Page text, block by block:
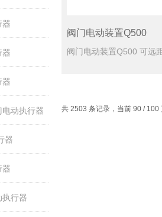
器
器
器
动执行器
器
器
执行器
阀门电动装置Q500
共 2503 条记录，当前 90 /